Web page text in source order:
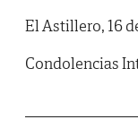
El Astillero, 16
Condolencias